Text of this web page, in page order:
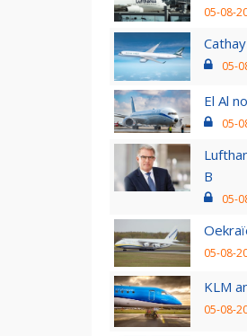
05-08-
05-
El Al
05-
B
05-
05-08-
KLM
05-08-